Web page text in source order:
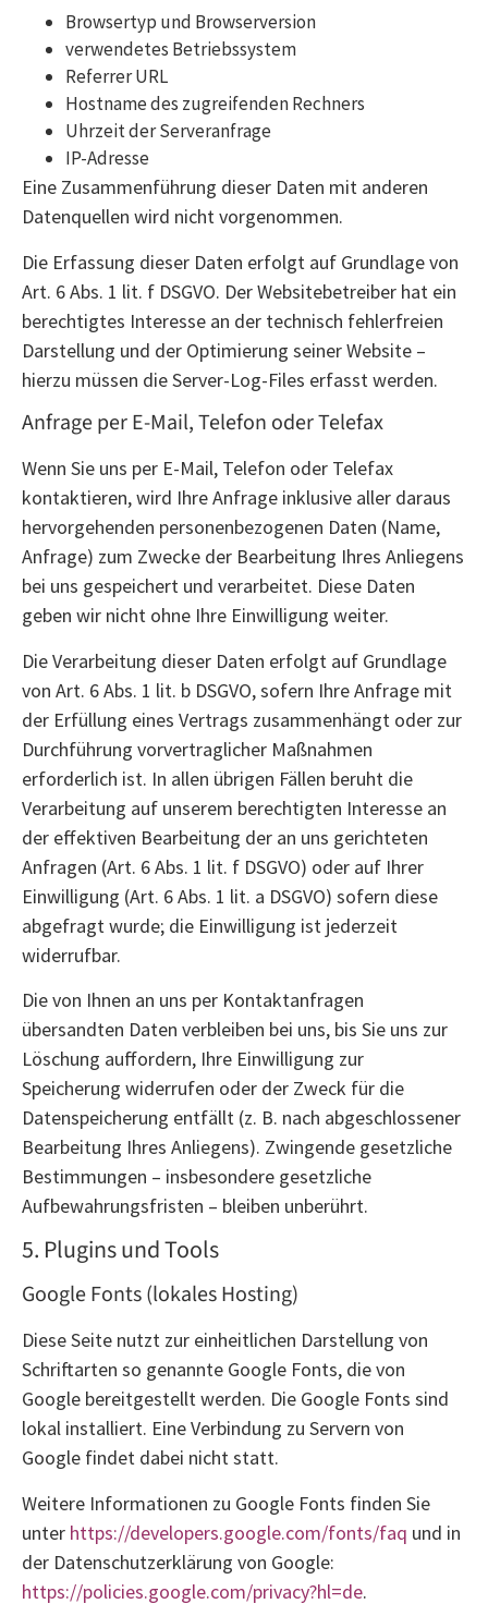
Browsertyp und Browserversion
verwendetes Betriebssystem
Referrer URL
Hostname des zugreifenden Rechners
Uhrzeit der Serveranfrage
IP-Adresse
Eine Zusammenführung dieser Daten mit anderen
Datenquellen wird nicht vorgenommen.
Die Erfassung dieser Daten erfolgt auf Grundlage von
Art. 6 Abs. 1 lit. f DSGVO. Der Websitebetreiber hat ein
berechtigtes Interesse an der technisch fehlerfreien
Darstellung und der Optimierung seiner Website –
hierzu müssen die Server-Log-Files erfasst werden.
Anfrage per E-Mail, Telefon oder Telefax
Wenn Sie uns per E-Mail, Telefon oder Telefax
kontaktieren, wird Ihre Anfrage inklusive aller daraus
hervorgehenden personenbezogenen Daten (Name,
Anfrage) zum Zwecke der Bearbeitung Ihres Anliegens
bei uns gespeichert und verarbeitet. Diese Daten
geben wir nicht ohne Ihre Einwilligung weiter.
Die Verarbeitung dieser Daten erfolgt auf Grundlage
von Art. 6 Abs. 1 lit. b DSGVO, sofern Ihre Anfrage mit
der Erfüllung eines Vertrags zusammenhängt oder zur
Durchführung vorvertraglicher Maßnahmen
erforderlich ist. In allen übrigen Fällen beruht die
Verarbeitung auf unserem berechtigten Interesse an
der effektiven Bearbeitung der an uns gerichteten
Anfragen (Art. 6 Abs. 1 lit. f DSGVO) oder auf Ihrer
Einwilligung (Art. 6 Abs. 1 lit. a DSGVO) sofern diese
abgefragt wurde; die Einwilligung ist jederzeit
widerrufbar.
Die von Ihnen an uns per Kontaktanfragen
übersandten Daten verbleiben bei uns, bis Sie uns zur
Löschung auffordern, Ihre Einwilligung zur
Speicherung widerrufen oder der Zweck für die
Datenspeicherung entfällt (z. B. nach abgeschlossener
Bearbeitung Ihres Anliegens). Zwingende gesetzliche
Bestimmungen – insbesondere gesetzliche
Aufbewahrungsfristen – bleiben unberührt.
5. Plugins und Tools
Google Fonts (lokales Hosting)
Diese Seite nutzt zur einheitlichen Darstellung von
Schriftarten so genannte Google Fonts, die von
Google bereitgestellt werden. Die Google Fonts sind
lokal installiert. Eine Verbindung zu Servern von
Google findet dabei nicht statt.
Weitere Informationen zu Google Fonts finden Sie
unter https://developers.google.com/fonts/faq und in
der Datenschutzerklärung von Google:
https://policies.google.com/privacy?hl=de.